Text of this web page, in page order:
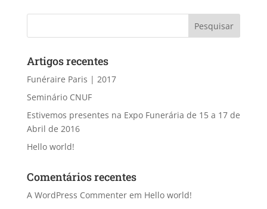
Artigos recentes
Funéraire Paris | 2017
Seminário CNUF
Estivemos presentes na Expo Funerária de 15 a 17 de
Abril de 2016
Hello world!
Comentários recentes
A WordPress Commenterem Hello world!